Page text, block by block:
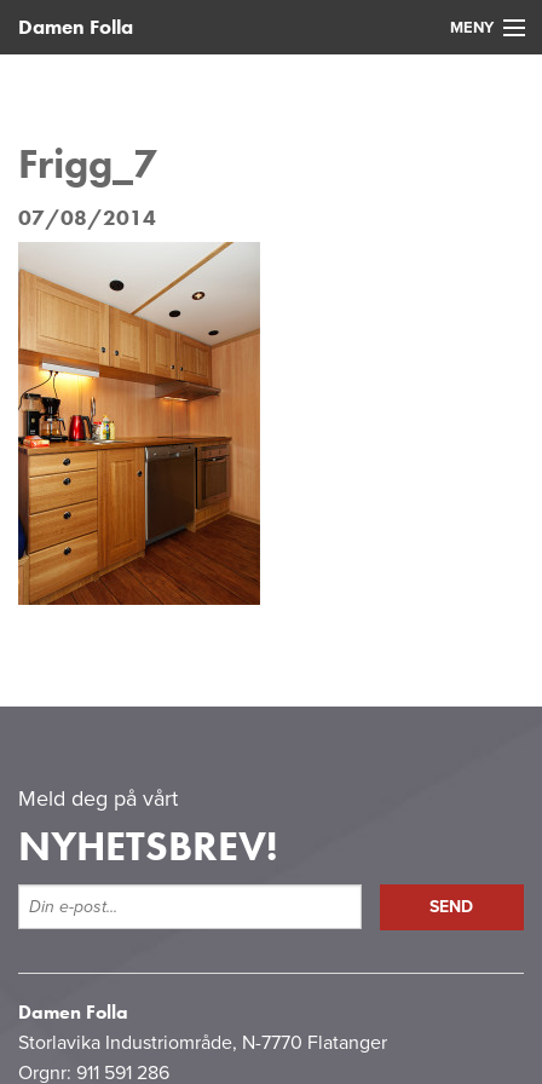
Damen Folla MENY
Brukte fartøy
Service
Nyheter
Kontakt
Frigg_7
07/08/2014
Meld deg på vårt
NYHETSBREV!
Damen Folla
Storlavika Industriområde, N-7770 Flatanger
Orgnr: 911 591 286